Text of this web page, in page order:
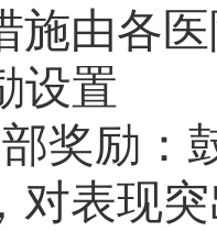
施由各
设置
奖励：
对表现